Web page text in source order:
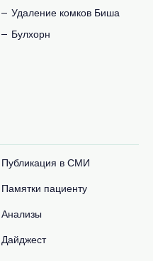
Удаление комков Биша
Булхорн
Публикация в СМИ
Памятки пациенту
Анализы
Дайджест